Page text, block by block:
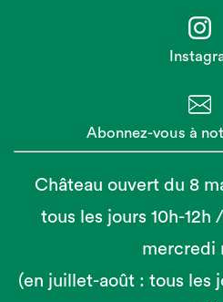
Abonnez-vous à
Château ouvert du 8
tous les jours 10h-12h
mercredi
(en juillet-août : tous les